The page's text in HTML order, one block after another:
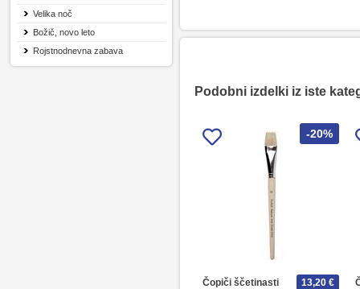
Velika noč
Božič, novo leto
Rojstnodnevna zabava
Podobni izdelki iz iste
-20%
Čopiči ščetinasti
13,20 €